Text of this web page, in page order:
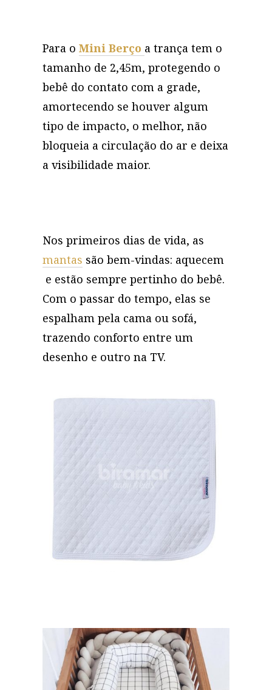
Para o Mini Berço a trança tem o
tamanho de 2,45m, protegendo o
bebê do contato com a grade,
amortecendo se houver algum
tipo de impacto, o melhor, não
bloqueia a circulação do ar e deixa
a visibilidade maior.
Nos primeiros dias de vida, as
mantas são bem-vindas: aquecem
e estão sempre pertinho do bebê.
Com o passar do tempo, elas se
espalham pela cama ou sofá,
trazendo conforto entre um
desenho e outro na TV.